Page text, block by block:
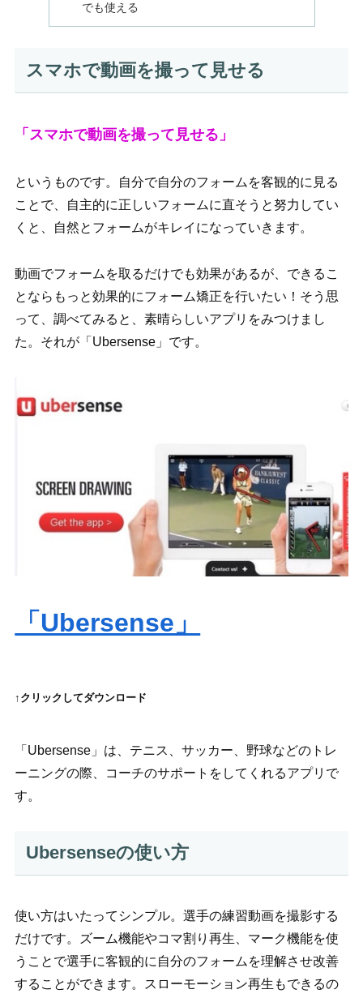
でも使える
スマホで動画を撮って見せる
「スマホで動画を撮って見せる」
というものです。自分で自分のフォームを客観的に見る
ことで、自主的に正しいフォームに直そうと努力してい
くと、自然とフォームがキレイになっていきます。
動画でフォームを取るだけでも効果があるが、できるこ
とならもっと効果的にフォーム矯正を行いたい！そう思
って、調べてみると、素晴らしいアプリをみつけまし
た。それが 「Ubersense」です。
「Ubersense」
↑クリックしてダウンロード
「Ubersense」は、 テニス、サッカー 、野球などのトレ
ーニングの際、コーチのサポートをしてくれるアプリで
す。
Ubersenseの使い方
使い方はいたってシンプル。選手の練習動画を撮影する
だけです。
ズーム機能やコマ割り再生、マーク機能を使
うことで選手に客観的に自分のフォームを理解させ改善
することができます。
スローモーション再生もできるの